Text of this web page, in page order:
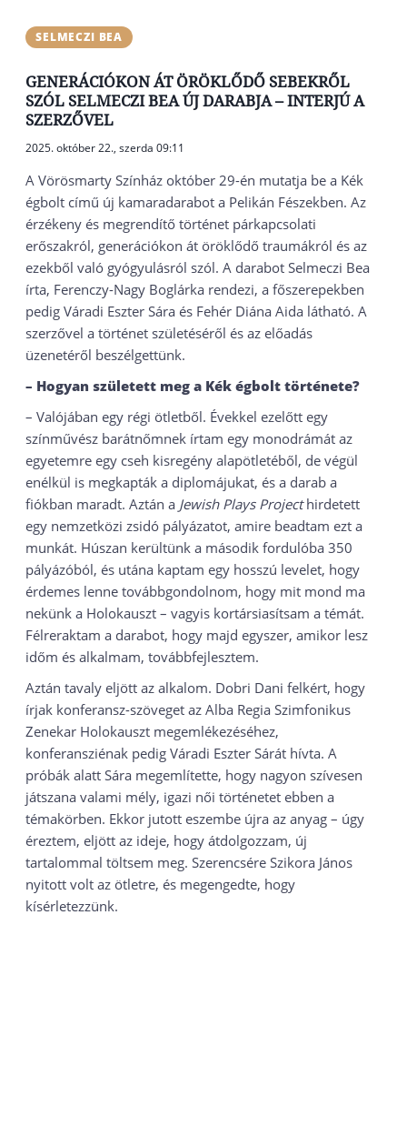
SELMECZI BEA
GENERÁCIÓKON ÁT ÖRÖKLŐDŐ SEBEKRŐL
SZÓL SELMECZI BEA ÚJ DARABJA – INTERJÚ A
SZERZŐVEL
2025. október 22., szerda 09:11
A Vörösmarty Színház október 29-én mutatja be a Kék
égbolt című új kamaradarabot a Pelikán Fészekben. Az
érzékeny és megrendítő történet párkapcsolati
erőszakról, generációkon át öröklődő traumákról és az
ezekből való gyógyulásról szól. A darabot Selmeczi Bea
írta, Ferenczy-Nagy Boglárka rendezi, a főszerepekben
pedig Váradi Eszter Sára és Fehér Diána Aida látható. A
szerzővel a történet születéséről és az előadás
üzenetéről beszélgettünk.
– Hogyan született meg a Kék égbolt története?
– Valójában egy régi ötletből. Évekkel ezelőtt egy
színművész barátnőmnek írtam egy monodrámát az
egyetemre egy cseh kisregény alapötletéből, de végül
enélkül is megkapták a diplomájukat, és a darab a
fiókban maradt. Aztán a Jewish Plays Projecthirdetett
egy nemzetközi zsidó pályázatot, amire beadtam ezt a
munkát. Húszan kerültünk a második fordulóba 350
pályázóból, és utána kaptam egy hosszú levelet, hogy
érdemes lenne továbbgondolnom, hogy mit mond ma
nekünk a Holokauszt – vagyis kortársiasítsam a témát.
Félreraktam a darabot, hogy majd egyszer, amikor lesz
időm és alkalmam, továbbfejlesztem.
Aztán tavaly eljött az alkalom. Dobri Dani felkért, hogy
írjak konferansz-szöveget az Alba Regia Szimfonikus
Zenekar Holokauszt megemlékezéséhez,
konferansziénak pedig Váradi Eszter Sárát hívta. A
próbák alatt Sára megemlítette, hogy nagyon szívesen
játszana valami mély, igazi női történetet ebben a
témakörben. Ekkor jutott eszembe újra az anyag – úgy
éreztem, eljött az ideje, hogy átdolgozzam, új
tartalommal töltsem meg. Szerencsére Szikora János
nyitott volt az ötletre, és megengedte, hogy
kísérletezzünk.